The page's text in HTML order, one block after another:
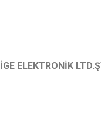
İGE ELEKTRONİK